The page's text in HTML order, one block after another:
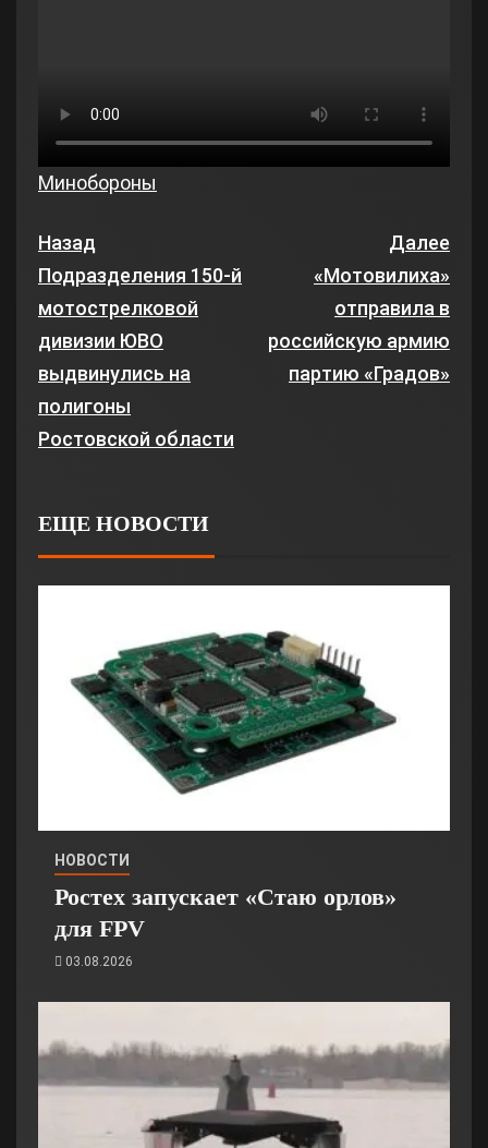
Минобороны
Назад
Подразделения 150-й
мотострелковой
дивизии ЮВО
выдвинулись на
полигоны
Ростовской области
Далее
«Мотовилиха»
отправила в
российскую армию
партию «Градов»
ЕЩЕ НОВОСТИ
НОВОСТИ
Ростех запускает «Стаю орлов»
для FPV
03.08.2026